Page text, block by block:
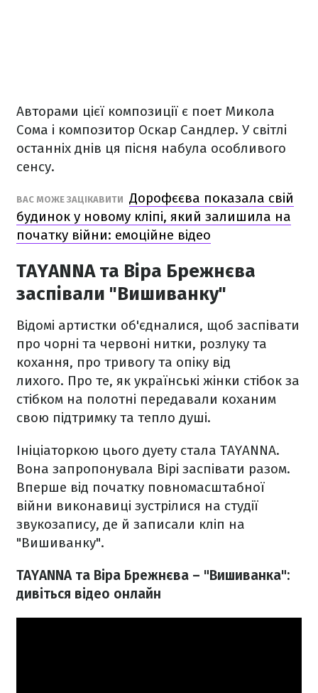
Авторами цієї композиції є поет Микола
Сома і композитор Оскар Сандлер. У світлі
останніх днів ця пісня набула особливого
сенсу.
ВАС МОЖЕ ЗАЦІКАВИТИ Дорофєєва показала свій
будинок у новому кліпі, який залишила на
початку війни: емоційне відео
TAYANNA та Віра Брежнєва
заспівали "Вишиванку"
Відомі артистки об'єдналися, щоб заспівати
про чорні та червоні нитки, розлуку та
кохання, про тривогу та опіку від
лихого. Про те, як українські жінки стібок за
стібком на полотні передавали коханим
свою підтримку та тепло душі.
Ініціаторкою цього дуету стала TAYANNA.
Вона запропонувала Вірі заспівати разом.
Вперше від початку повномасштабної
війни виконавиці зустрілися на студії
звукозапису, де й записали кліп на
"Вишиванку".
TAYANNA та Віра Брежнєва – "Вишиванка":
дивіться відео онлайн